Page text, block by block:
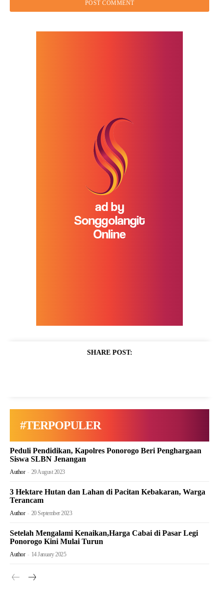
SHARE POST:
#TERPOPULER
Peduli Pendidikan, Kapolres Ponorogo Beri Penghargaan
Siswa SLBN Jenangan
Author - 29 August 2023
3 Hektare Hutan dan Lahan di Pacitan Kebakaran, Warga
Terancam
Author - 20 September 2023
Setelah Mengalami Kenaikan,Harga Cabai di Pasar Legi
Ponorogo Kini Mulai Turun
Author - 14 January 2025